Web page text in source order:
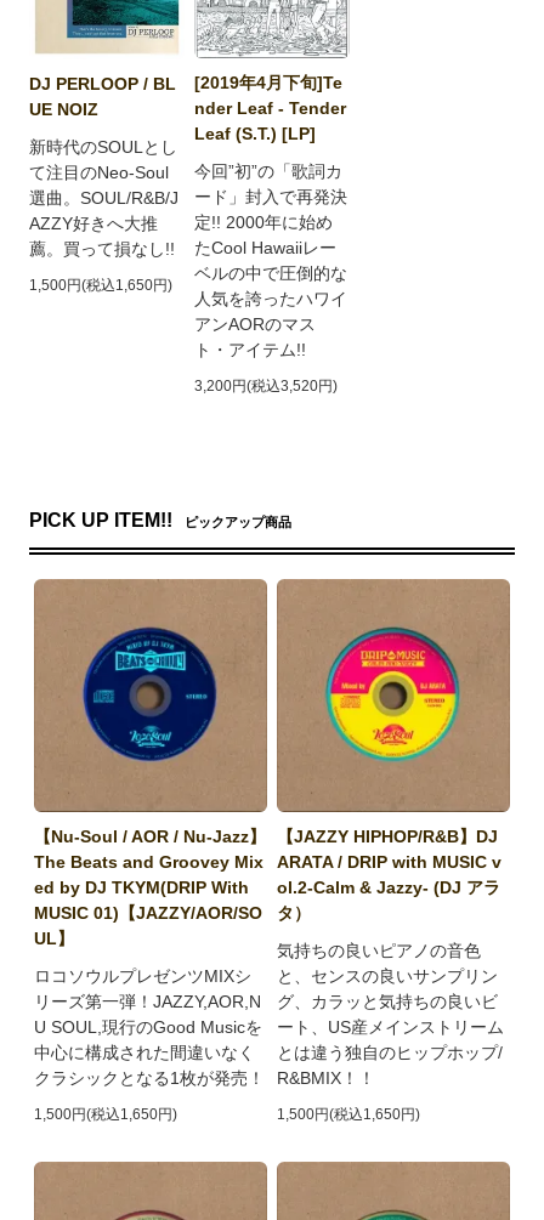
DJ PERLOOP / BL
UE NOIZ
新時代のSOULとし
て注目のNeo-Soul
選曲。SOUL/R&B/J
AZZY好きへ大推
薦。買って損なし!!
1,500円(税込1,650円)
[2019年4月下旬]Te
nder Leaf - Tender
Leaf (S.T.) [LP]
今回”初”の「歌詞カ
ード」封入で再発決
定!! 2000年に始め
たCool Hawaiiレー
ベルの中で圧倒的な
人気を誇ったハワイ
アンAORのマス
ト・アイテム!!
3,200円(税込3,520円)
PICK UP ITEM!! ピックアップ商品
【Nu-Soul / AOR / Nu-Jazz】
The Beats and Groovey Mix
ed by DJ TKYM(DRIP With
MUSIC 01)【JAZZY/AOR/SO
UL】
ロコソウルプレゼンツMIXシ
リーズ第一弾！JAZZY,AOR,N
U SOUL,現行のGood Musicを
中心に構成された間違いなく
クラシックとなる1枚が発売！
1,500円(税込1,650円)
【JAZZY HIPHOP/R&B】DJ
ARATA / DRIP with MUSIC v
ol.2-Calm & Jazzy- (DJ アラ
タ）
気持ちの良いピアノの音色
と、センスの良いサンプリン
グ、カラッと気持ちの良いビ
ート、US産メインストリーム
とは違う独自のヒップホップ/
R&BMIX！！
1,500円(税込1,650円)